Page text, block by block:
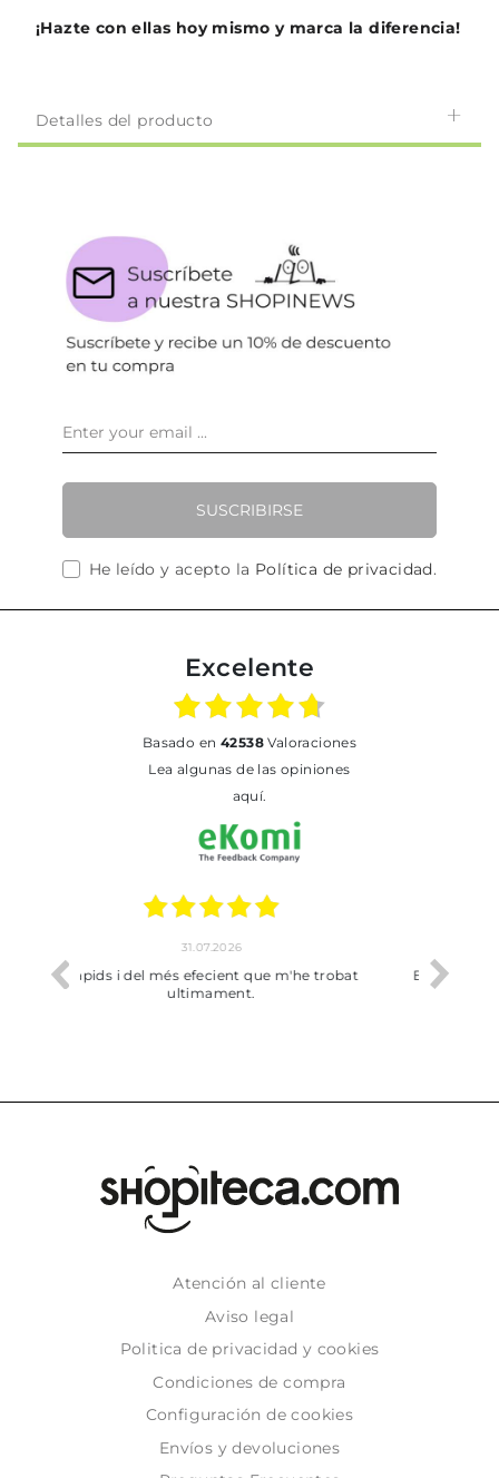
¡Hazte con ellas hoy mismo y marca la diferencia!
Detalles del producto
SUSCRIBIRSE
He leído y acepto la Política de privacidad.
Excelente
basado en 42538Valoraciones
Lea algunas de las opiniones
aquí.
trobat
17.07.2026
Bien pero soy de Vilafranca y no me ha
dejado recoger en tienda
Atención al cliente
Aviso legal
Politica de privacidad y cookies
Condiciones de compra
Configuración de cookies
Envíos y devoluciones